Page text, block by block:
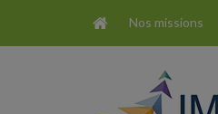
Nos missions